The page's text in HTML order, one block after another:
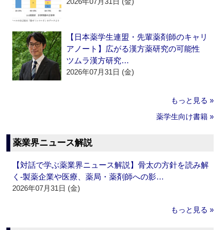
【日本薬学生連盟・先輩薬剤師のキャリ
アノート】広がる漢方薬研究の可能性
ツムラ漢方研究…
2026年07月31日 (金)
もっと見る »
薬学生向け書籍 »
薬業界ニュース解説
【対話で学ぶ薬業界ニュース解説】骨太の方針を読み解
く‐製薬企業や医療、薬局・薬剤師への影…
2026年07月31日 (金)
もっと見る »